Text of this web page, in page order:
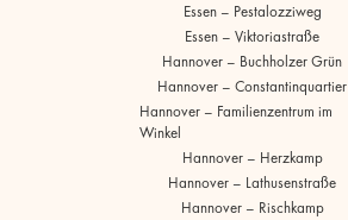
Essen – Pestalozziweg
Essen – Viktoriastraße
Hannover – Buchholzer Grün
Hannover – Constantinquartier
Hannover – Familienzentrum im
Winkel
Hannover – Herzkamp
Hannover – Lathusenstraße
Hannover – Rischkamp